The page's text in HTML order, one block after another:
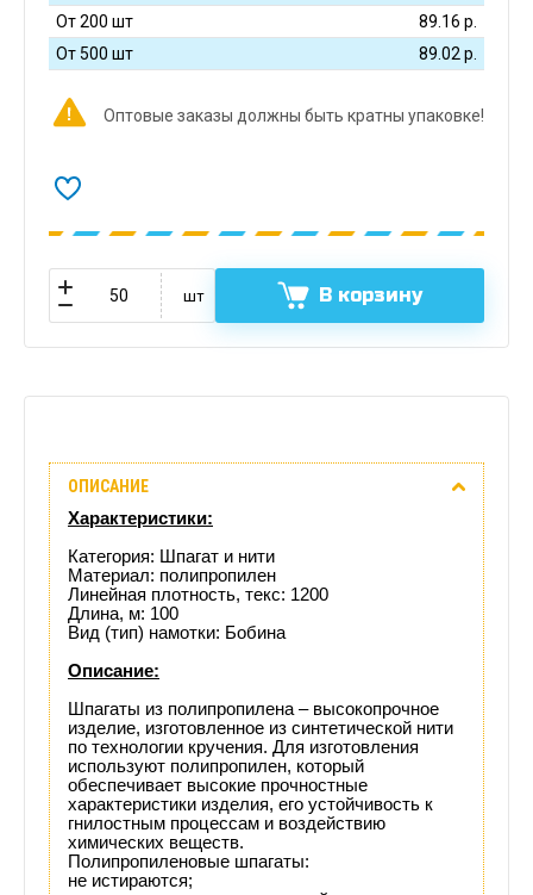
От 200 шт
89.16 р.
От 500 шт
89.02 р.
Оптовые заказы должны быть кратны упаковке!
шт В корзину
Отзывы
(0)
Доставка
этого
товара
ОПИСАНИЕ
Характеристики:
Категория: Шпагат и нити
Материал: полипропилен
Линейная плотность, текс: 1200
Длина, м: 100
Вид (тип) намотки: Бобина
Описание:
Шпагаты из полипропилена – высокопрочное
изделие, изготовленное из синтетической нити
по технологии кручения. Для изготовления
используют полипропилен, который
обеспечивает высокие прочностные
характеристики изделия, его устойчивость к
гнилостным процессам и воздействию
химических веществ.
Полипропиленовые шпагаты:
не истираются;